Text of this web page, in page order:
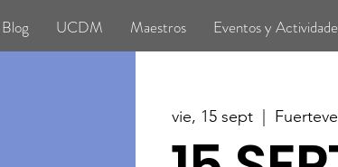
Blog UCDM Maestros Eventos y
vie, 15 sept